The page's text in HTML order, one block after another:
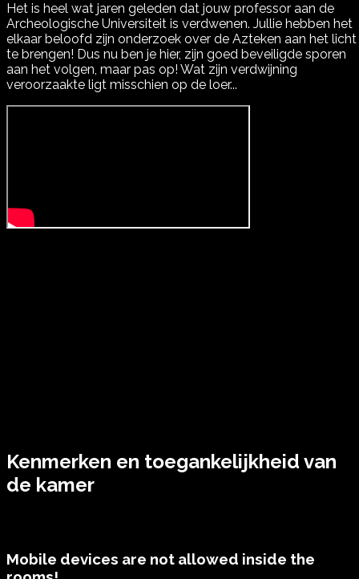
Het is heel wat jaren geleden dat jouw professor aan de
Archeologische Universiteit is verdwenen. Jullie hebben het
elkaar beloofd zijn onderzoek over de Azteken aan het licht
te brengen! Dus nu ben je hier, zijn goed beveiligde sporen
aan het volgen, maar pas op! Wat zijn verdwijning
veroorzaakte ligt misschien op de loer...
Kenmerken en toegankelijkheid van
de kamer
Mobile devices are not allowed inside the